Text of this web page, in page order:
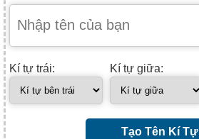
Kí tự trái: Kí tự giữa:
Tạo Tên Kí Tự